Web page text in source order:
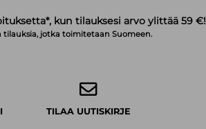
kun tilauksesi arvo ylittää 59 €!
tilauksia, jotka toimitetaan Suomeen.
TILAA UUTISKIRJE